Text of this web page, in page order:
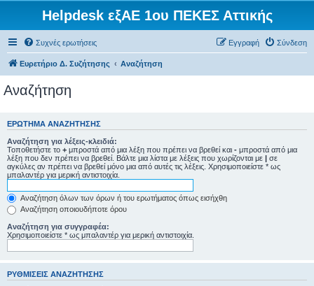
Helpdesk εξΑΕ 1ου ΠΕΚΕΣ Αττικής
Συχνές ερωτήσεις Σύνδεση
Εγγραφή
Ευρετήριο Δ. Συζήτησης Αναζήτηση
Αναζήτηση
ΕΡΏΤΗΜΑ ΑΝΑΖΉΤΗΣΗΣ
Αναζήτηση για λέξεις-κλειδιά:
Τοποθετήστε το + μπροστά από μια λέξη που πρέπει να βρεθεί και - μπροστά από μια
λέξη που δεν πρέπει να βρεθεί. Βάλτε μια λίστα με λέξεις που χωρίζονται με | σε
αγκύλες αν πρέπει να βρεθεί μόνο μια από αυτές τις λέξεις. Χρησιμοποιείστε * ως
μπαλαντέρ για μερική αντιστοιχία.
Αναζήτηση όλων των όρων ή του ερωτήματος όπως εισήχθη
Αναζήτηση οποιουδήποτε όρου
Αναζήτηση για συγγραφέα:
Χρησιμοποιείστε * ως μπαλαντέρ για μερική αντιστοιχία.
ΡΥΘΜΊΣΕΙΣ ΑΝΑΖΉΤΗΣΗΣ